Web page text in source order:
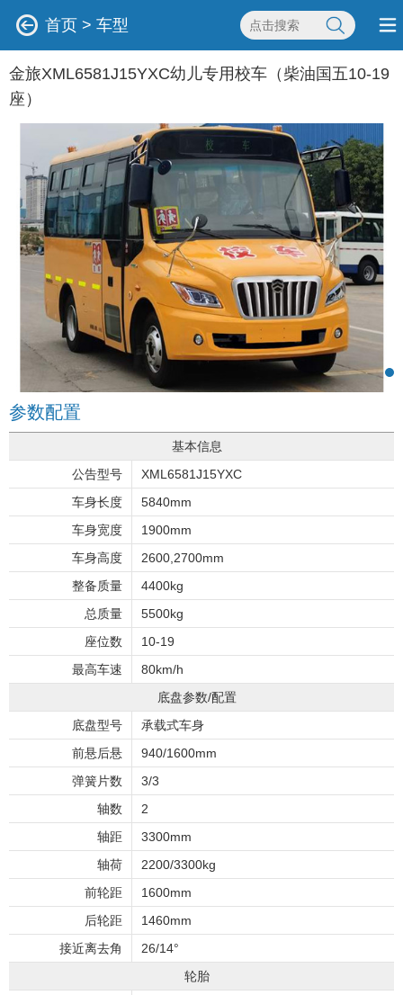
首页 > 车型
金旅XML6581J15YXC幼儿专用校车（柴油国五10-19
座）
参数配置
基本信息
公告型号
XML6581J15YXC
车身长度
5840mm
车身宽度
1900mm
车身高度
2600,2700mm
整备质量
4400kg
总质量
5500kg
座位数
10-19
最高车速
80km/h
底盘参数/配置
底盘型号
承载式车身
前悬后悬
940/1600mm
弹簧片数
3/3
轴数
2
轴距
3300mm
轴荷
2200/3300kg
前轮距
1600mm
后轮距
1460mm
接近离去角
26/14°
轮胎